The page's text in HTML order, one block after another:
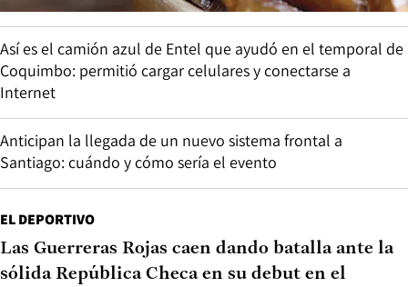
Así es el camión azul de Entel que ayudó en el temporal de
Coquimbo: permitió cargar celulares y conectarse a
Internet
Anticipan la llegada de un nuevo sistema frontal a
Santiago: cuándo y cómo sería el evento
EL DEPORTIVO
Las Guerreras Rojas caen dando batalla ante la
sólida República Checa en su debut en el